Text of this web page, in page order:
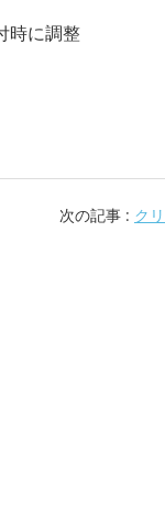
時に調整
次の記事 : ク